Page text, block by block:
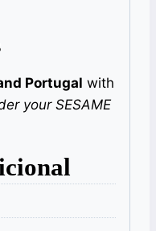
Portugal with
your SESAME